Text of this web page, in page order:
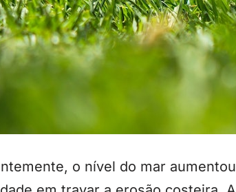
o nível do mar